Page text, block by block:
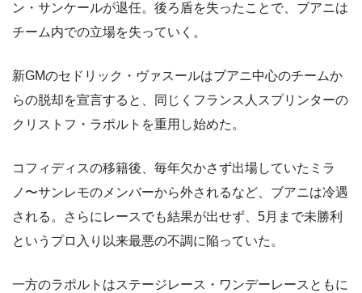
ン・サンケールが退任。後ろ盾を失ったことで、ブアニは
チーム内での立場を失っていく。
新GMのセドリック・ヴァスールはブアニ中心のチームか
らの脱却を宣言すると、同じくフランス人スプリンターの
クリストフ・ラポルトを重用し始めた。
コフィディスの移籍後、毎年欠かさず出場していたミラ
ノ〜サンレモのメンバーから外されるなど、ブアニは冷遇
される。さらにレースでも結果が出せず、5月まで未勝利
というプロ入り以来最悪の不調に陥っていた。
一方のラポルトはステージレース・ワンデーレースともに